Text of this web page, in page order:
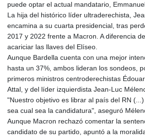
puede optar el actual mandatario,
La hija del histórico líder ultraderechista,
encamina a su cuarta presidencial, tras
2017 y 2022 frente a Macron. A diferencia
acariciar las llaves del Elíseo.
Aunque Bardella cuenta con una mejor
hasta un 37%, ambos lideran los sondeos,
primeros ministros centroderechistas
Attal, y del líder izquierdista Jean-Luc
"Nuestro objetivo es librar al país del RN
sea cual sea la candidatura", aseguró
Aunque Macron rechazó comentar la
candidato de su partido, apuntó a la